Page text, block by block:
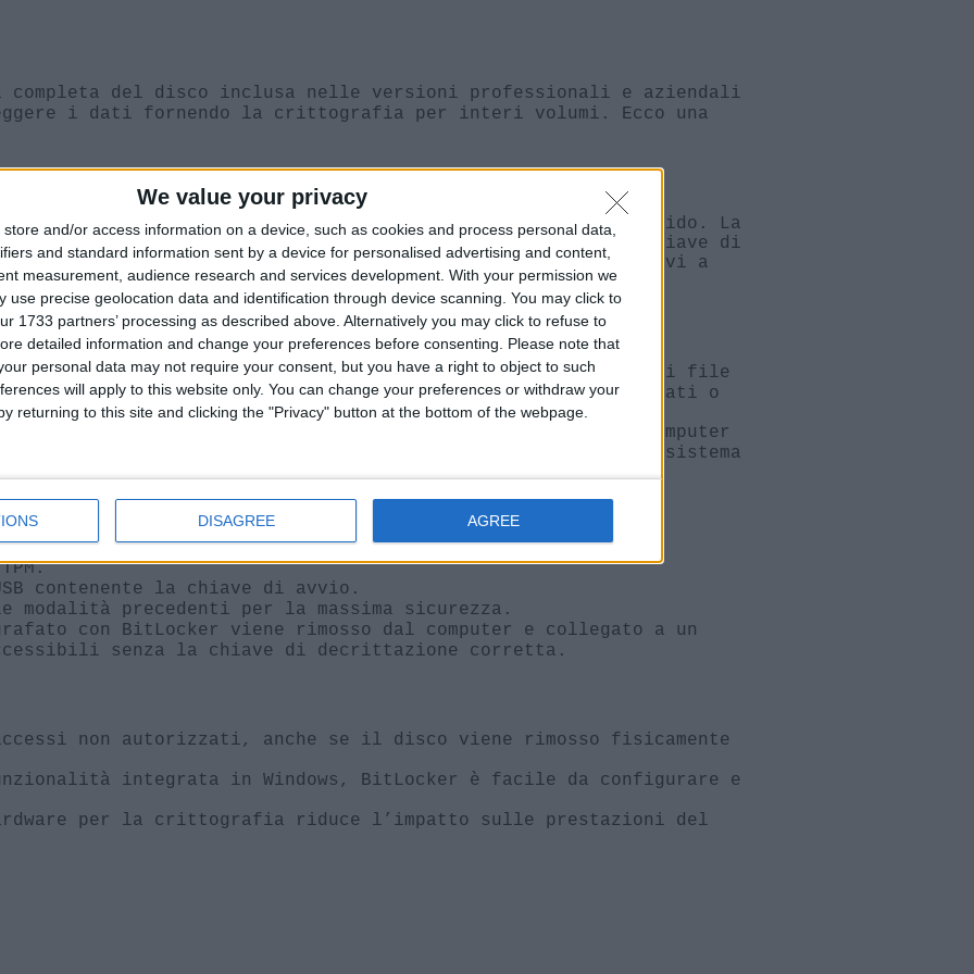
We value your privacy
store and/or access information on a device, such as cookies and process personal data,
and standard information sent by a device for personalised advertising and content,
measurement, audience research and services development. With your permission we
use precise geolocation data and identification through device scanning. You may click to
1733 partners’ processing as described above. Alternatively you may click to refuse to
detailed information and change your preferences before consenting.
Please note that
personal data may not require your consent, but you have a right to object to such
will apply to this website only. You can change your preferences or withdraw your
returning to this site and clicking the "Privacy" button at the bottom of the webpage.
DISAGREE AGREE
del disco inclusa nelle versioni professionali e aziendali
i dati fornendo la crittografia per interi volumi. Ecco una
utilizza la crittografia per proteggere i dati su un disco rigido. La
dati in un formato illeggibile per chiunque non abbia la chiave di
crittografia AES (Advanced Encryption Standard) con chiavi a
l’intero volume del disco, inclusi i file di sistema e i file
i dati siano protetti, anche quelli che potrebbero essere creati o
può utilizzare un TPM, un chip hardware presente in molti computer
memorizza le chiavi di crittografia e garantisce che il sistema
l’accesso ai dati crittografati.
protezione.
contenente la chiave di avvio.
modalità precedenti per la massima sicurezza.
con BitLocker viene rimosso dal computer e collegato a un
senza la chiave di decrittazione corretta.
non autorizzati, anche se il disco viene rimosso fisicamente
integrata in Windows, BitLocker è facile da configurare e
per la crittografia riduce l’impatto sulle prestazioni del